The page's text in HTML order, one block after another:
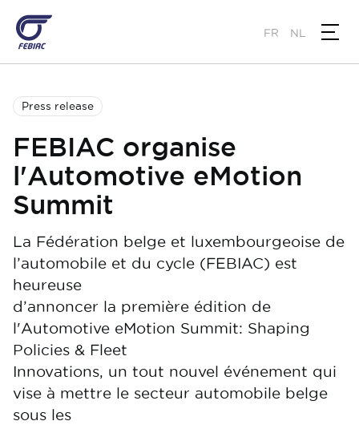
main
content
FR NL
Press release
FEBIAC organise
l'Automotive eMotion
Summit
La Fédération belge et luxembourgeoise de
l’automobile et du cycle (FEBIAC) est
heureuse
d’annoncer la première édition de
l'Automotive eMotion Summit: Shaping
Policies & Fleet
Innovations, un tout nouvel événement qui
vise à mettre le secteur automobile belge
sous les